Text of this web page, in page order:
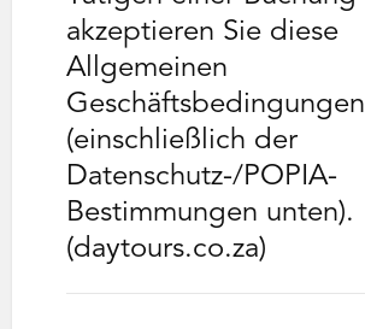
akzeptieren Sie diese
Allgemeinen
Geschäftsbedingungen
(einschließlich der
Datenschutz-/POPIA-
Bestimmungen unten).
(daytours.co.za)